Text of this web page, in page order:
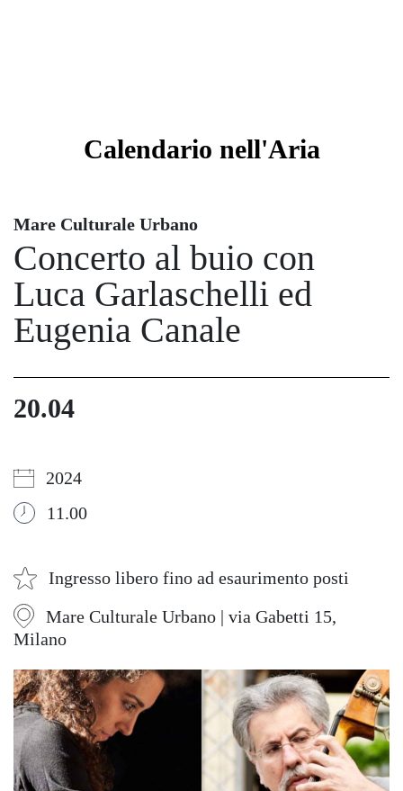
Calendario nell'Aria
Mare Culturale Urbano
Concerto al buio con
Luca Garlaschelli ed
Eugenia Canale
20.04
2024
11.00
Ingresso libero fino ad esaurimento posti
Mare Culturale Urbano | via Gabetti 15,
Milano